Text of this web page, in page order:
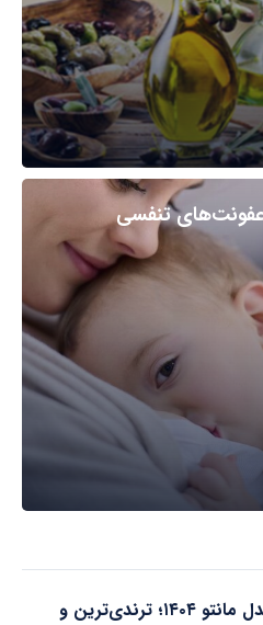
عفونت‌های تنفسی
۱۵ مدل مانتو ۱۴۰۴؛ ترندی‌ترین و